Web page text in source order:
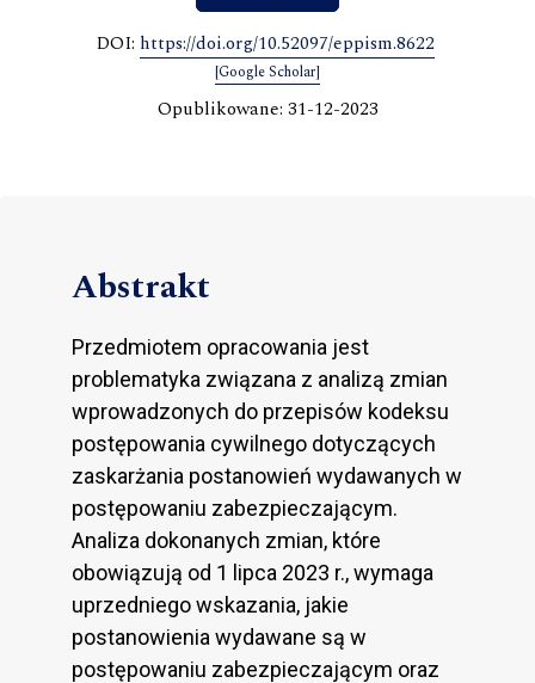
DOI: https://doi.org/10.52097/eppism.8622
[Google Scholar]
Opublikowane: 31-12-2023
Abstrakt
Przedmiotem opracowania jest
problematyka związana z analizą zmian
wprowadzonych do przepisów kodeksu
postępowania cywilnego dotyczących
zaskarżania postanowień wydawanych w
postępowaniu zabezpieczającym.
Analiza dokonanych zmian, które
obowiązują od 1 lipca 2023 r., wymaga
uprzedniego wskazania, jakie
postanowienia wydawane są w
postępowaniu zabezpieczającym oraz